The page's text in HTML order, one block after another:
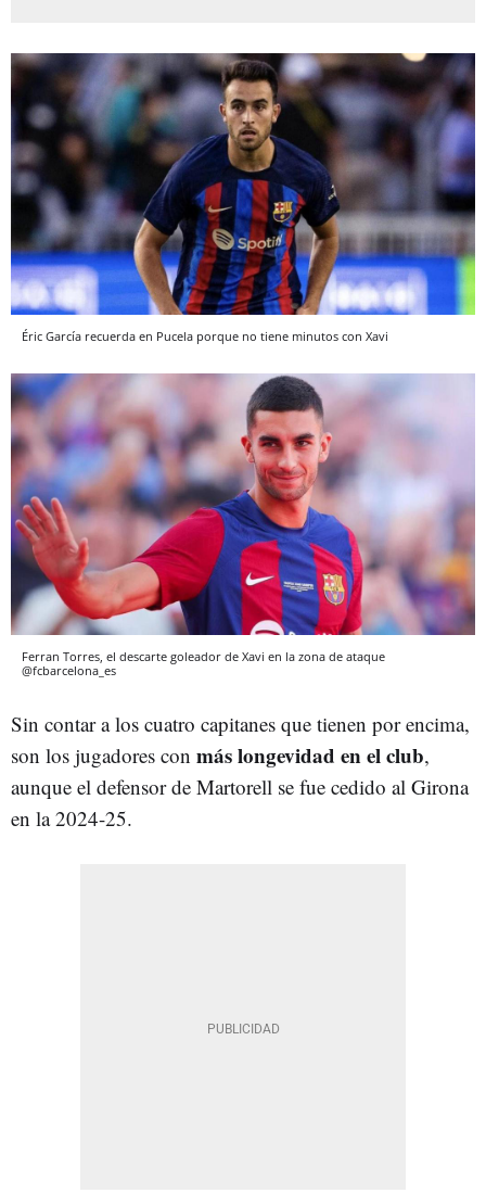
Éric García recuerda en Pucela porque no tiene minutos con Xavi
Ferran Torres, el descarte goleador de Xavi en la zona de ataque
@fcbarcelona_es
Sin contar a los cuatro capitanes que tienen por encima,
son los jugadores con más longevidad en el club,
aunque el defensor de Martorell se fue cedido al Girona
en la 2024-25.